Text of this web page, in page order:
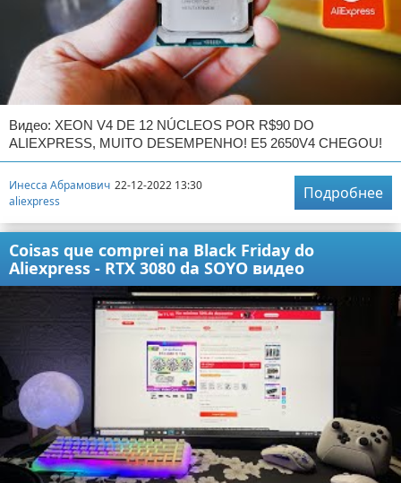
Видео: XEON V4 DE 12 NÚCLEOS POR R$90 DO
ALIEXPRESS, MUITO DESEMPENHO! E5 2650V4 CHEGOU!
Инесса Абрамович 22-12-2022 13:30
aliexpress
Подробнее
Coisas que comprei na Black Friday do
Aliexpress - RTX 3080 da SOYO видео